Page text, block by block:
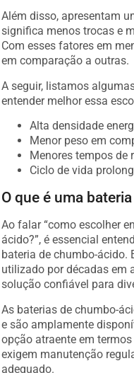
Além disso, apresentam
significa menos trocas e
Com esses fatores em
em comparação a outras.
A seguir, listamos
entender melhor essa
Alta densidade
Menor peso em
Menores tempos de
Ciclo de vida
O que é uma
Ao falar “como escolher
ácido?”, é essencial
bateria de chumbo-ácido.
utilizado por décadas em
solução confiável para
As baterias de chumbo-
e são amplamente
opção atraente em
exigem manutenção
adequado.